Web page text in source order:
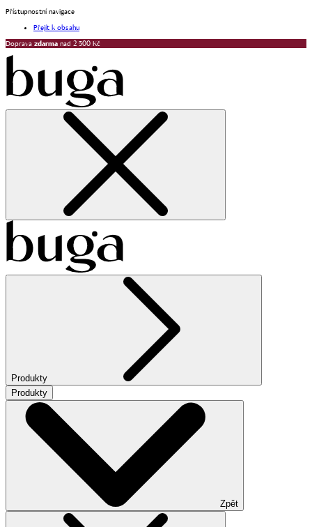
Přístupnostní navigace
Přejít k obsahu
Doprava zdarma nad 2 500 Kč
Produkty
Produkty
Zpět